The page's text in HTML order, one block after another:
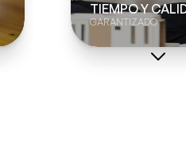
TIEMPO Y
GARANTIZADO